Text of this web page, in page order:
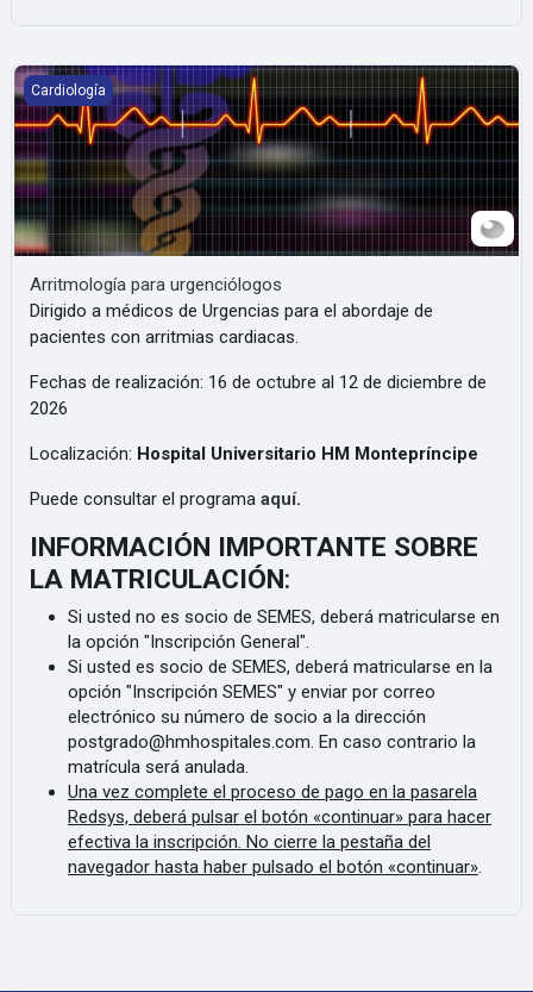
Arritmología para urgenciólogos
Cardiología
Arritmología para urgenciólogos
Dirigido a médicos de Urgencias para el abordaje de
pacientes con arritmias cardiacas.
Fechas de realización: 16 de octubre al 12 de diciembre de
2026
Localización: Hospital Universitario HM Montepríncipe
Puede consultar el programa aquí.
INFORMACIÓN IMPORTANTE SOBRE
LA MATRICULACIÓN:
Si usted no es socio de SEMES, deberá matricularse en
la opción "Inscripción General".
Si usted es socio de SEMES, deberá matricularse en la
opción "Inscripción SEMES" y enviar por correo
electrónico su número de socio a la dirección
postgrado@hmhospitales.com. En caso contrario la
matrícula será anulada.
Una vez complete el proceso de pago en la pasarela
Redsys, deberá pulsar el botón «continuar» para hacer
efectiva la inscripción. No cierre la pestaña del
navegador hasta haber pulsado el botón «continuar».